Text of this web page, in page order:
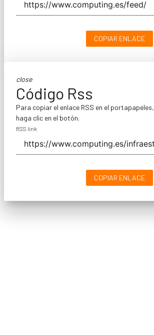
COPIAR ENLACE
close
Código Rss
Para copiar el enlace RSS en el portapapeles,
haga clic en el botón.
RSS link
COPIAR ENLACE